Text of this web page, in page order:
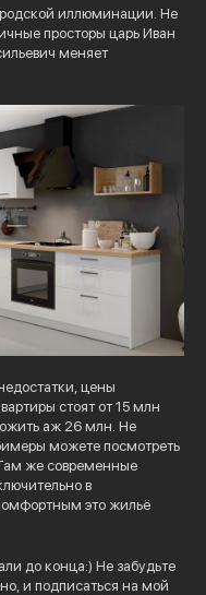
иллюминации. Не
просторы царь Иван
меняет
цены
стоят от 15 млн
аж 26 млн. Не
можете посмотреть
же современные
в
это жильё
до конца:) Не забудьте
и подписаться на мой